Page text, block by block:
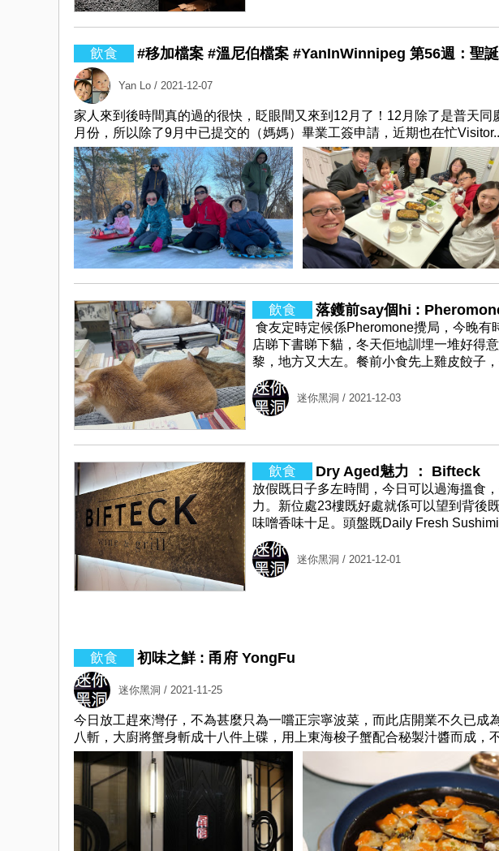
#移加檔案 #溫尼伯檔案 #YanInWinnipeg 第56週：聖
Yan Lo / 2021-12-07
家人來到後時間真的過的很快，眨眼間又來到12月了！12月除了是普天
月份，所以除了9月中已提交的（媽媽）畢業工簽申請，近期也在忙
落鑊前say個hi :
食友定時定候係Pheromone攪局，今晚
店睇下書睇下貓，冬天佢地訓埋一堆好得
黎，地方又大左。餐前小食先上雞皮餃子
迷你黑洞 / 2021-12-03
Dry Aged魅力 ： Bifteck
放假既日子多左時間，今日可以過海搵食
力。新位處23樓既好處就係可以望到背後
味噌香味十足。頭盤既Daily Fresh
迷你黑洞 / 2021-12-01
初味之鮮 : 甬府 YongFu
迷你黑洞 / 2021-11-25
今日放工趕來灣仔，不為甚麼只為一嚐正宗寧波菜，而此店開業不久已成
八斬，大廚將蟹身斬成十八件上碟，用上東海梭子蟹配合秘製汁醬而成，